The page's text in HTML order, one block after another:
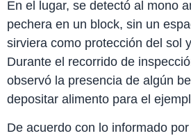
En el lugar, se detectó al mono
pechera en un block, sin un
sirviera como protección del sol
Durante el recorrido de
observó la presencia de algún
depositar alimento para el
De acuerdo con lo informado